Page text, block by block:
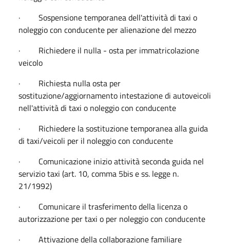
· Sospensione temporanea dell'attività di taxi o
noleggio con conducente per alienazione del mezzo
· Richiedere il nulla - osta per immatricolazione
veicolo
· Richiesta nulla osta per
sostituzione/aggiornamento intestazione di autoveicoli
nell'attività di taxi o noleggio con conducente
· Richiedere la sostituzione temporanea alla guida
di taxi/veicoli per il noleggio con conducente
· Comunicazione inizio attività seconda guida nel
servizio taxi (art. 10, comma 5bis e ss. legge n.
21/1992)
· Comunicare il trasferimento della licenza o
autorizzazione per taxi o per noleggio con conducente
· Attivazione della collaborazione familiare